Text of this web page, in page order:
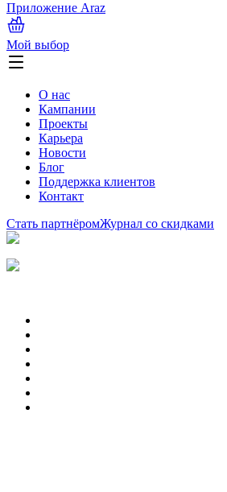
Приложение Araz
Мой выбор
О нас
Кампании
Проекты
Карьера
Новости
Блог
Поддержка клиентов
Контакт
Стать партнёромЖурнал со скидками